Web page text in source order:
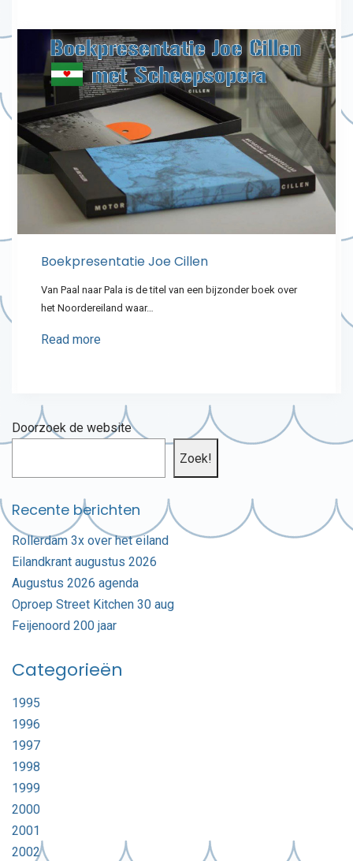
Boekpresentatie Joe Cillen
Van Paal naar Pala is de titel van een bijzonder boek over
het Noordereiland waar…
Read more
Doorzoek de website
Zoek!
Recente berichten
Rollerdam 3x over het eiland
Eilandkrant augustus 2026
Augustus 2026 agenda
Oproep Street Kitchen 30 aug
Feijenoord 200 jaar
Categorieën
1995
1996
1997
1998
1999
2000
2001
2002